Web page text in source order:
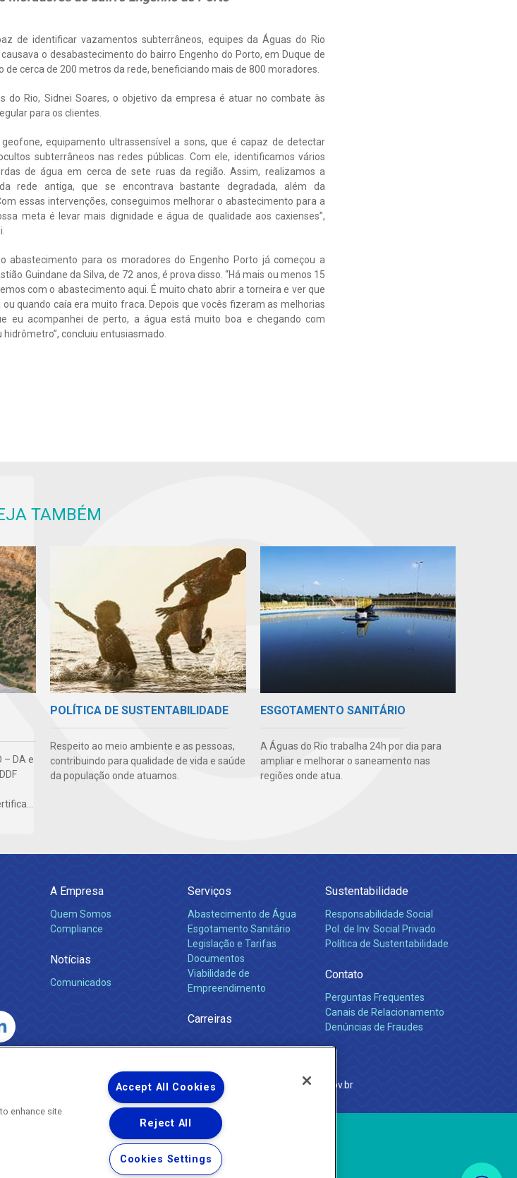
de identificar vazamentos subterrâneos, equipes da Águas do Rio
o desabastecimento do bairro Engenho do Porto, em Duque de
cerca de 200 metros da rede, beneficiando mais de 800 moradores.
do Rio, Sidnei Soares, o objetivo da empresa é atuar no combate às
para os clientes.
geofone, equipamento ultrassensível a sons, que é capaz de detectar
subterrâneos nas redes públicas. Com ele, identificamos vários
de água em cerca de sete ruas da região. Assim, realizamos a
rede antiga, que se encontrava bastante degradada, além da
essas intervenções, conseguimos melhorar o abastecimento para a
meta é levar mais dignidade e água de qualidade aos caxienses”,
abastecimento para os moradores do Engenho Porto já começou a
Guindane da Silva, de 72 anos, é prova disso. “Há mais ou menos 15
com o abastecimento aqui. É muito chato abrir a torneira e ver que
quando caía era muito fraca. Depois que vocês fizeram as melhorias
eu acompanhei de perto, a água está muito boa e chegando com
concluiu entusiasmado.
TAMBÉM
– DA e
POLÍTICA DE SUSTENTABILIDADE
Respeito ao meio ambiente e as pessoas,
contribuindo para qualidade de vida e saúde
da população onde atuamos.
ESGOTAMENTO SANITÁRIO
A Águas do Rio trabalha 24h por dia para
ampliar e melhorar o saneamento nas
regiões onde atua.
A Empresa
Quem Somos
Compliance
Notícias
Comunicados
Serviços
Abastecimento de Água
Esgotamento Sanitário
Legislação e Tarifas
Documentos
Viabilidade de
Empreendimento
Carreiras
Sustentabilidade
Responsabilidade Social
Pol. de Inv. Social Privado
Política de Sustentabilidade
Contato
Perguntas Frequentes
Canais de Relacionamento
Denúncias de Fraudes
Energia e Saneamento do Estado do Rio de Janeiro
ouvidoria.agenersa@gmail.com http://www.agenersa.rj.gov.br
® 2026 - Todos os Direitos Reservados.
enhance site
Accept All Cookies
Reject All
Cookies Settings